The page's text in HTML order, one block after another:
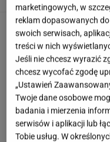
marketingowych, w
reklam dopasowanych
swoich serwisach,
treści w nich
Jeśli nie chcesz wyrazić
chcesz wycofać zgodę
„Ustawień
Twoje dane osobowe
badania i mierzenia
serwisów i aplikacji lub
Tobie usług. W